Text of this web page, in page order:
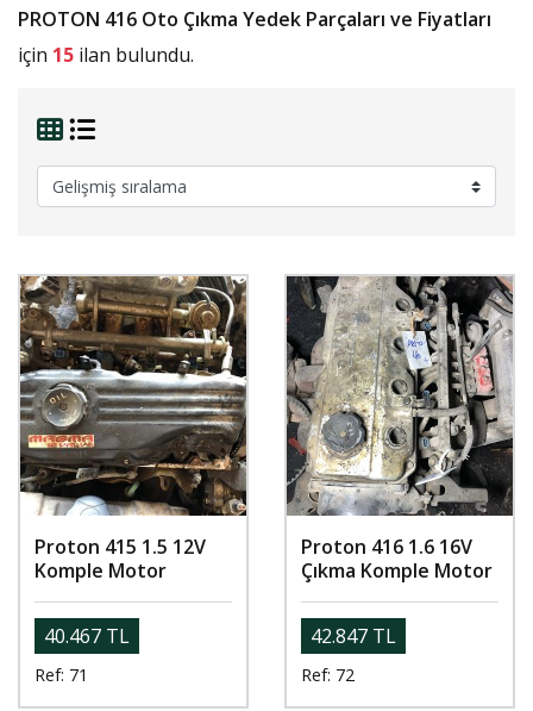
PROTON 416 Oto Çıkma Yedek Parçaları ve Fiyatları
için 15 ilan bulundu.
Proton 415 1.5 12V
Komple Motor
40.467 TL
Ref: 71
Proton 416 1.6 16V
Çıkma Komple Motor
42.847 TL
Ref: 72